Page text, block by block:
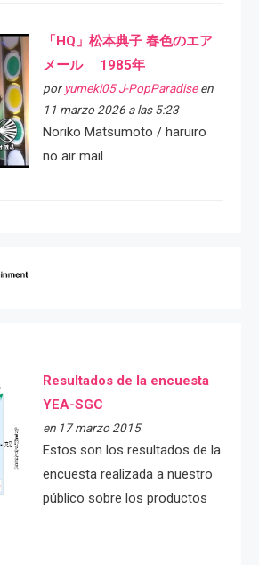
「HQ」松本典子 春色のエア
メール 1985年
por yumeki05 J-PopParadiseen
11 marzo 2026 a las 5:23
Noriko Matsumoto / haruiro
no air mail
Resultados de la encuesta
YEA-SGC
en 17 marzo 2015
Estos son los resultados de la
encuesta realizada a nuestro
público sobre los productos